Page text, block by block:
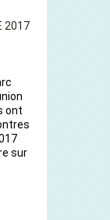
2017
ont
sur